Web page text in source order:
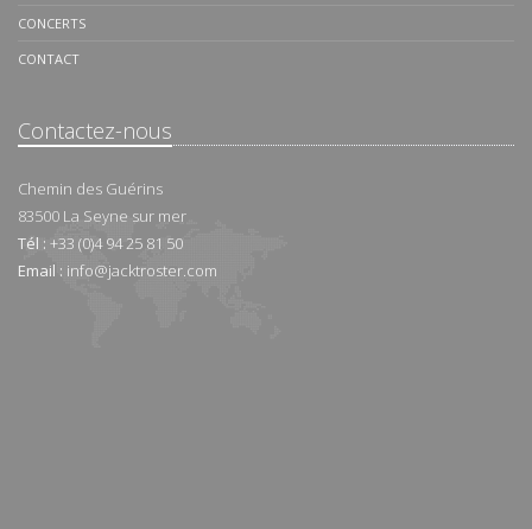
CONCERTS
CONTACT
Contactez-nous
Chemin des Guérins
83500 La Seyne sur mer
Tél : +33 (0)4 94 25 81 50
Email : info@jacktroster.com